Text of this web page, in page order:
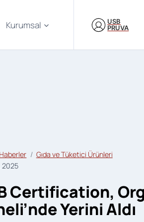
Kurumsal
USB
PRUVA
Haberler
Gıda ve Tüketici Ürünleri
2025
Certification,
Yerini Aldı